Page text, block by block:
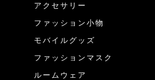
アクセサリー
ファッション小物
モバイルグッズ
ファッションマスク
ルームウェア